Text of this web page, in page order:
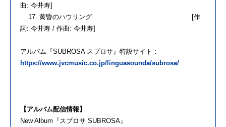
曲: 今井寿]
17. 黄昏のハウリング [作
詞: 今井寿 / 作曲: 今井寿]
アルバム『SUBROSA スブロサ』特設サイト：
https://www.jvcmusic.co.jp/linguasounda/subrosa/
【アルバム配信情報】
New Album『スブロサ SUBROSA』